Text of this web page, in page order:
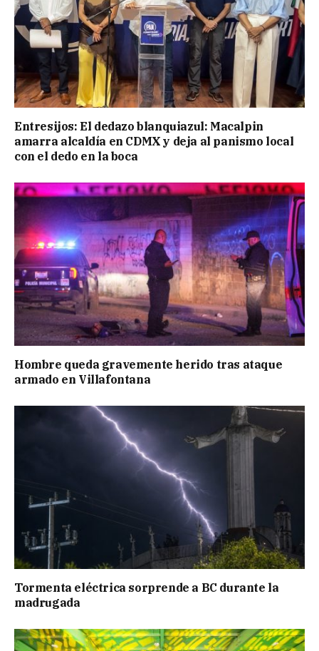
Entresijos: El dedazo blanquiazul: Macalpin
amarra alcaldía en CDMX y deja al panismo local
con el dedo en la boca
Hombre queda gravemente herido tras ataque
armado en Villafontana
Tormenta eléctrica sorprende a BC durante la
madrugada